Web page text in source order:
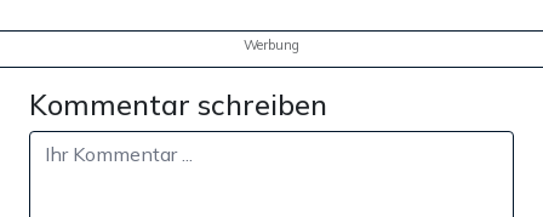
Werbung
Kommentar schreiben